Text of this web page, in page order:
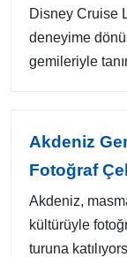
Disney Cruise
deneyime
gemileriyle
Akdeniz
Fotoğraf
Akdeniz,
kültürüyle
turuna